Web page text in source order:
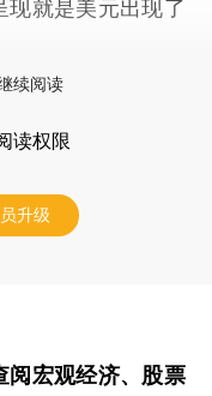
现就是美元出现了
续阅读
读权限
升级
阅宏观经济、股票